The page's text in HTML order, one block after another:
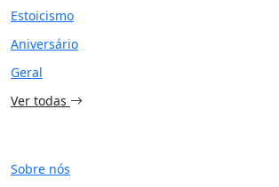
Estoicismo
Aniversário
Geral
Ver todas
Sobre nós